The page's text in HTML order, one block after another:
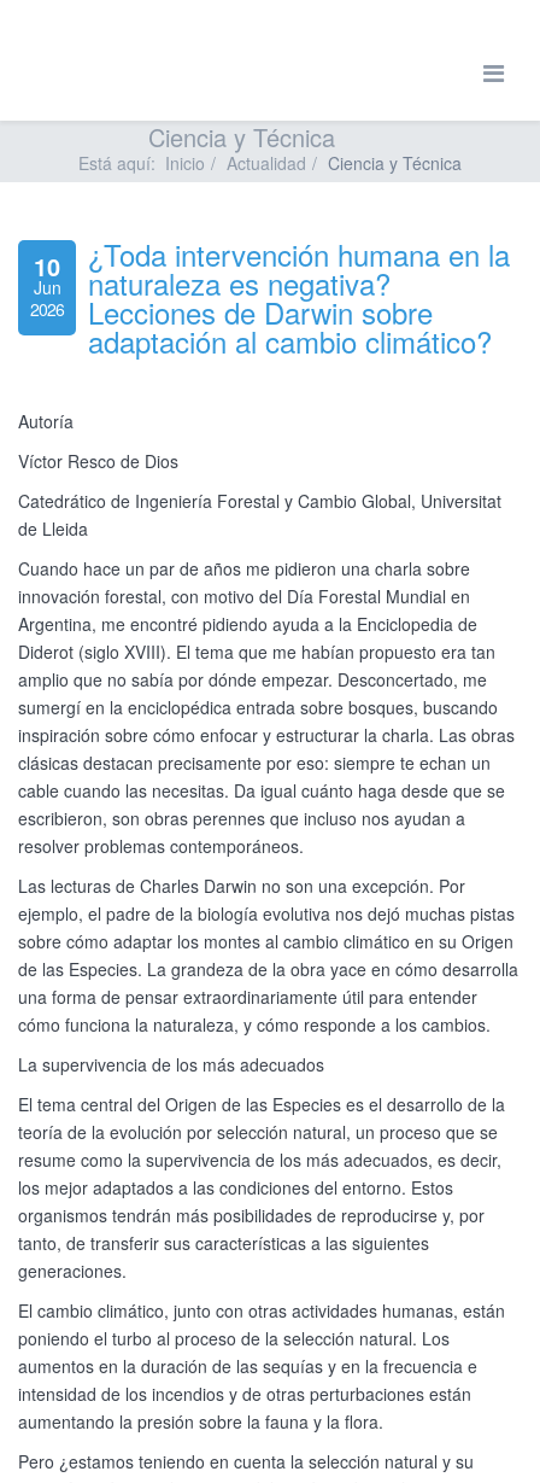
Ciencia y Técnica
Está aquí: Inicio Actualidad Ciencia y Técnica
10
Jun
2026
¿Toda intervención humana en la
naturaleza es negativa?
Lecciones de Darwin sobre
adaptación al cambio climático?
Autoría
Víctor Resco de Dios
Catedrático de Ingeniería Forestal y Cambio Global, Universitat
de Lleida
Cuando hace un par de años me pidieron una charla sobre
innovación forestal, con motivo del Día Forestal Mundial en
Argentina, me encontré pidiendo ayuda a la Enciclopedia de
Diderot (siglo XVIII). El tema que me habían propuesto era tan
amplio que no sabía por dónde empezar. Desconcertado, me
sumergí en la enciclopédica entrada sobre bosques, buscando
inspiración sobre cómo enfocar y estructurar la charla. Las obras
clásicas destacan precisamente por eso: siempre te echan un
cable cuando las necesitas. Da igual cuánto haga desde que se
escribieron, son obras perennes que incluso nos ayudan a
resolver problemas contemporáneos.
Las lecturas de Charles Darwin no son una excepción. Por
ejemplo, el padre de la biología evolutiva nos dejó muchas pistas
sobre cómo adaptar los montes al cambio climático en su Origen
de las Especies. La grandeza de la obra yace en cómo desarrolla
una forma de pensar extraordinariamente útil para entender
cómo funciona la naturaleza, y cómo responde a los cambios.
La supervivencia de los más adecuados
El tema central del Origen de las Especies es el desarrollo de la
teoría de la evolución por selección natural, un proceso que se
resume como la supervivencia de los más adecuados, es decir,
los mejor adaptados a las condiciones del entorno. Estos
organismos tendrán más posibilidades de reproducirse y, por
tanto, de transferir sus características a las siguientes
generaciones.
El cambio climático, junto con otras actividades humanas, están
poniendo el turbo al proceso de la selección natural. Los
aumentos en la duración de las sequías y en la frecuencia e
intensidad de los incendios y de otras perturbaciones están
aumentando la presión sobre la fauna y la flora.
Pero ¿estamos teniendo en cuenta la selección natural y su